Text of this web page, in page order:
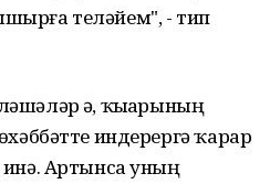
теләйем", - тип
ҙә, ҡыҙҙарының
индерергә ҡарар
инә. Артынса уның